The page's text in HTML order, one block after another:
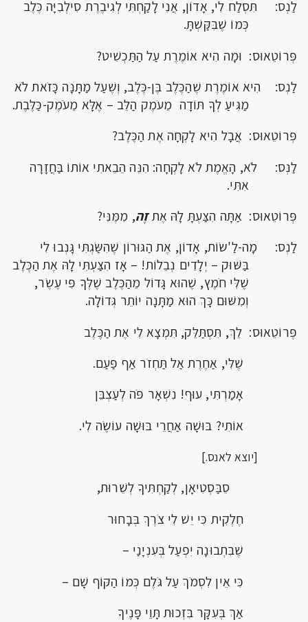
לַנְס: תִּסְלַח לִי, אָדוֹן, אֲנִי לָקַחְתִּי לְגִיבֶרֶת סִילְבִיָּה כֶּלֶב
כְּמוֹ שֶׁבִּקַּשְׁתָּ.
פְּרוֹטֵאוּס: וּמָה הִיא אוֹמֶרֶת עַל הַתַּכְשִׁיט?
לַנְס: הִיא אוֹמֶרֶת שֶׁהַכֶּלֶב בֶּן-כֶּלֶב, וְשֶׁעַל מַתָּנָה כָּזֹאת לֹא
מַגִּיעַ לְךָ תּוֹדָה מֵעֹמֶק הַלֵּב – אֶלָּא מֵעֹמֶק-כַּלֶּבֶת.
פְּרוֹטֵאוּס: אֲבָל הִיא לָקְחָה אֶת הַכֶּלֶב?
לַנְס: לֹא, הָאֱמֶת לֹא לָקְחָה: הִנֵּה הֵבֵאתִי אוֹתוֹ בַּחֲזָרָה
אִתִּי.
פְּרוֹטֵאוּס: אַתָּה הִצַּעְתָּ לָהּ אֶתזֶה, מִמֶּנִּי?
לַנְס: מָה-לַ'שׂוֹת, אָדוֹן, אֶת הַגּוּרוֹן שֶׁהִשַּׂגְתִּי גָּנְבוּ לִי
בַּשּׁוּק – יְלָדִים נְבֵלוֹת! – אָז הִצַּעְתִּי לָהּ אֶת הַכֶּלֶב
שֶׁלִּי חֹמֶץ, שֶׁהוּא גָּדוֹל מֵהַכֶּלֶב שֶׁלְּךָ פִּי עֶשֶׂר,
וְמִשּׁוּם כָּךְ הוּא מַתָּנָה יוֹתֵר גְּדוֹלָה.
פְּרוֹטֵאוּס: לֵךְ, תִּסְתַּלֵּק, תִּמְצָא לִי אֶת הַכֶּלֶב
שֶׁלִּי, אַחֶרֶת אַל תַּחְזֹר אַף פַּעַם.
אָמַרְתִּי, עוּף! נִשְׁאָר פֹּה לְעַצְבֵּן
אוֹתִי? בּוּשָׁה אַחֲרֵי בּוּשָׁה עוֹשֶׂה לִי.
[יוצא לאנס.]
סֵבַּסְטִיאָן, לְקַחְתִּיךָ לְשֵׁרוּת,
חֶלְקִית כִּי יֵשׁ לִי צֹרֶךְ בְּבָחוּר
שֶׁבִּתְבוּנָה יִפְעַל בְּעִנְיָנַי –
כִּי אֵין לִסְמֹךְ עַל גֹּלֶם כְּמוֹ הַקּוֹף שָׁם –
אַךְ בְּעִקָּר בִּזְכוּת תָּוֵי פָּנֶיךָ